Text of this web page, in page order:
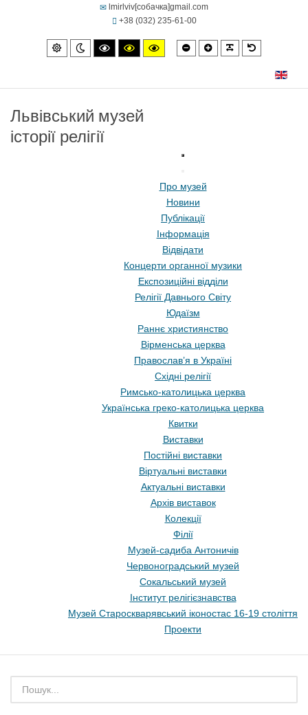
lmirlviv[собачка]gmail.com
+38 (032) 235-61-00
Default
mode
Night
mode
High
contrast
High
contrast
High
contrast
Smaller
font
Larger
font
Львівський музей
історії релігії
Про музей
Новини
Публікації
Інформація
Відвідати
Концерти органної музики
Експозиційні відділи
Релігії Давнього Світу
Юдаїзм
Раннє християнство
Вірменська церква
Православ’я в Україні
Східні релігії
Римсько-католицька церква
Українська греко-католицька церква
Квитки
Виставки
Постійні виставки
Віртуальні виставки
Актуальні виставки
Архів виставок
Колекції
Філії
Музей-садиба Антоничів
Червоноградський музей
Сокальський музей
Інститут релігієзнавства
Музей Староскварявський іконостас 16-19 cтоліття
Проекти